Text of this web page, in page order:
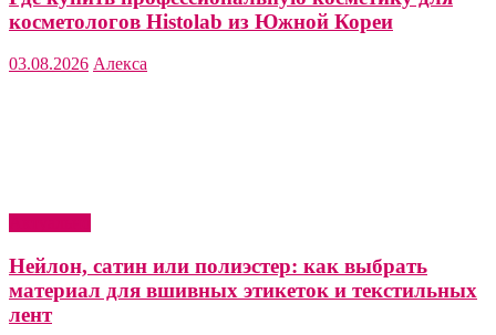
косметологов Histolab из Южной Кореи
03.08.2026 Алекса
Нейлон, сатин или полиэстер: как выбрать
материал для вшивных этикеток и текстильных
лент